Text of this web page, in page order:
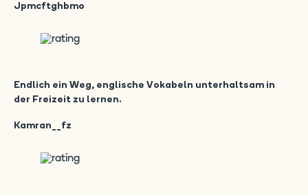
Jpmcftghbmo
Endlich ein Weg, englische Vokabeln unterhaltsam in
der Freizeit zu lernen.
Kamran__fz